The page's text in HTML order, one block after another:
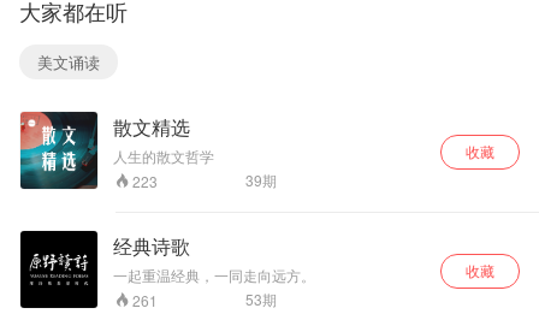
章； “秋之忧思”分
享略带悲伤的文
享治愈系的温暖散
享基调愉悦、励志
的美文。 上班族可
以在名篇中感受生
活，思考人生，并
感受文字带来的美
大师语言的魅力，
潜移默化，提高文
学素养。 希望可以
在您坐车上下班路
上、或是闲暇的休
大家都在听
美文诵读
散文精选
人生的散文哲学
223
39期
收藏
经典诗歌
一起重温经典，一同走向远方。
261
53期
收藏